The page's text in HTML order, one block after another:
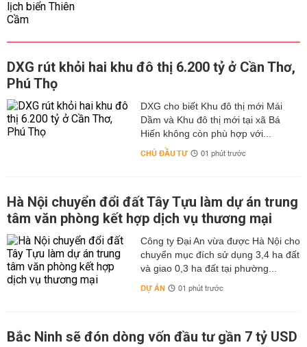
DXG rút khỏi hai khu đô thị 6.200 tỷ ở Cần Thơ,
Phú Thọ
DXG cho biết Khu đô thị mới Mái
Dầm và Khu đô thị mới tại xã Bá
Hiến không còn phù hợp với...
CHỦ ĐẦU TƯ 01 phút trước
Hà Nội chuyển đổi đất Tây Tựu làm dự án trung
tâm văn phòng kết hợp dịch vụ thương mại
Công ty Đại An vừa được Hà Nội cho
chuyển mục đích sử dụng 3,4 ha đất
và giao 0,3 ha đất tại phường...
DỰ ÁN 01 phút trước
Bắc Ninh sẽ đón dòng vốn đầu tư gần 7 tỷ USD